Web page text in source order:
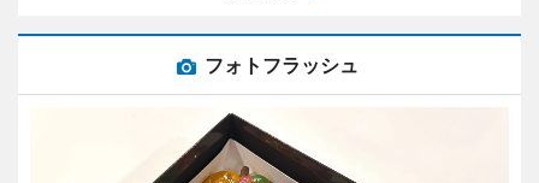
フォトフラッシュ